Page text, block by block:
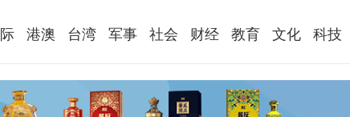
港澳 台湾 军事 社会 财经 教育 文化 科技